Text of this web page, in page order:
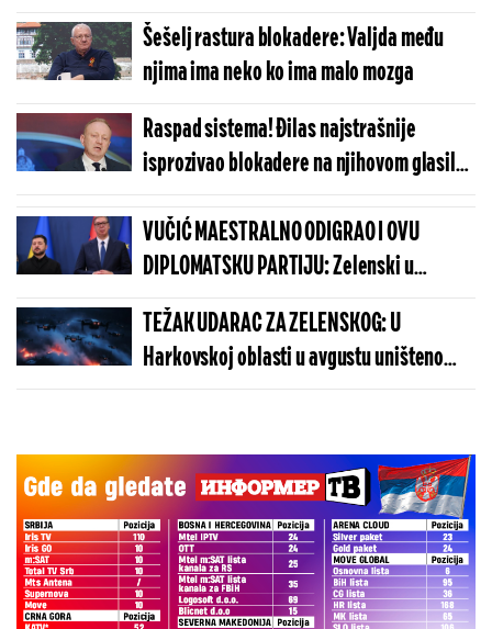
Šešelj rastura blokadere: Valjda među
njima ima neko ko ima malo mozga
Raspad sistema! Đilas najstrašnije
isprozivao blokadere na njihovom glasilu
- razdor među njima sve veći (VIDEO)
VUČIĆ MAESTRALNO ODIGRAO I OVU
DIPLOMATSKU PARTIJU: Zelenski u
Beogradu potvrdio - Kosovo je Srbija
TEŽAK UDARAC ZA ZELENSKOG: U
Harkovskoj oblasti u avgustu uništeno
više od 100 „baba jaga“